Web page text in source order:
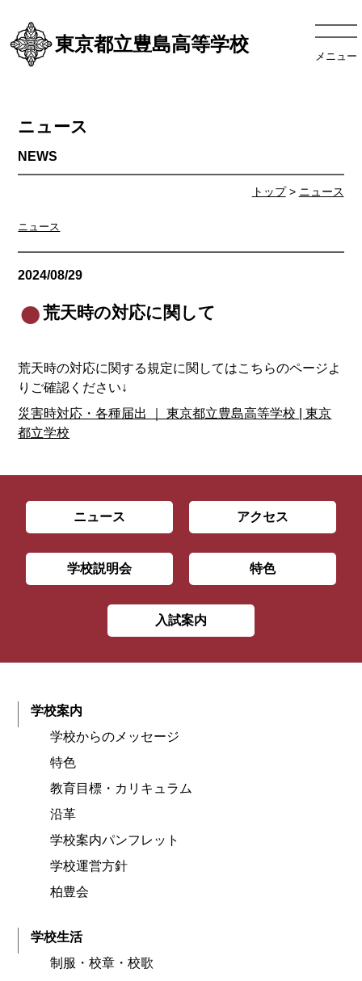
東京都立豊島高等学校
メニュー
トップ> ニュース
ニュース
ニュース
2024/08/29
荒天時の対応に関して
荒天時の対応に関する規定に関してはこちらのページよ
りご確認ください↓
災害時対応・各種届出 ｜ 東京都立豊島高等学校 | 東京
都立学校
ニュース アクセス
学校説明会 特色
入試案内
学校案内
学校からのメッセージ
特色
教育目標・カリキュラム
沿革
学校案内パンフレット
学校運営方針
柏豊会
学校生活
制服・校章・校歌